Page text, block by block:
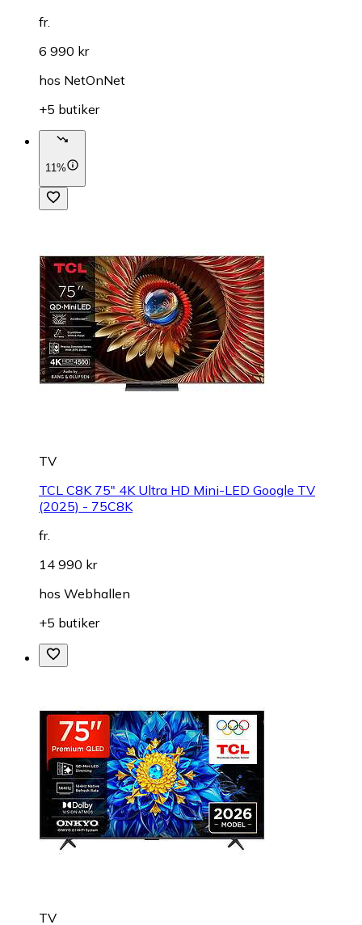
fr.
6 990 kr
hos NetOnNet
+5 butiker
11%
TV
TCL C8K 75" 4K Ultra HD Mini-LED Google TV
(2025) - 75C8K
fr.
14 990 kr
hos Webhallen
+5 butiker
TV